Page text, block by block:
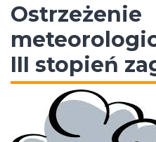
Ostrzeżenie
III stopień